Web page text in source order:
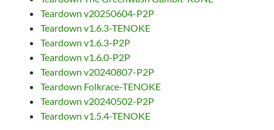
Teardown v20250604-P2P
Teardown v1.6.3-TENOKE
Teardown v1.6.3-P2P
Teardown v1.6.0-P2P
Teardown v20240807-P2P
Teardown Folkrace-TENOKE
Teardown v20240502-P2P
Teardown v1.5.4-TENOKE